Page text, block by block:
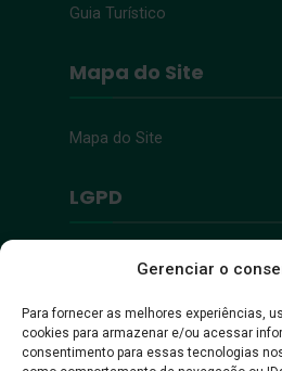
Gerenciar o
Para fornecer as melhores experiências,
cookies para armazenar e/ou acessar
consentimento para essas tecnologias
Guia Turístico
Mapa do Site
Mapa do Site
LGPD
Política de Privacidade
Acessibilidade